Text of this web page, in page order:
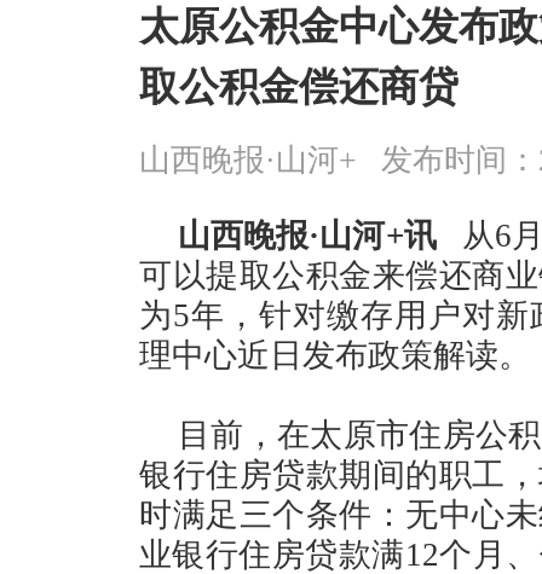
太原公积金中心发布
取公积金偿还商贷
山西晚报·山河+ 发布时间：
山西晚报·山河+讯从6月
可以提取公积金来偿还商
为5年，针对缴存用户对
理中心近日发布政策解读。
目前，在太原市住房公
银行住房贷款期间的职工
时满足三个条件：无中心
业银行住房贷款满12个月